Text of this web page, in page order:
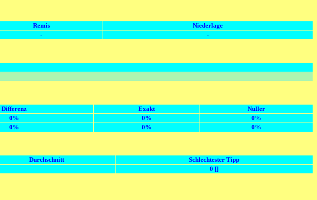
Remis
Niederlage
- -
Differenz Exakt
Nuller
0% 0%
0%
0% 0% 0%
Durchschnitt
Schlechtester Tipp
0 []